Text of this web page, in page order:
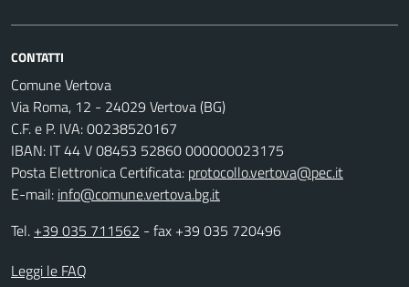
CONTATTI
Comune Vertova
Via Roma, 12 - 24029 Vertova (BG)
C.F. e P. IVA: 00238520167
IBAN: IT 44 V 08453 52860 000000023175
Posta Elettronica Certificata: protocollo.vertova@pec.it
E-mail: info@comune.vertova.bg.it
Tel. +39 035 711562 - fax +39 035 720496
Leggi le FAQ